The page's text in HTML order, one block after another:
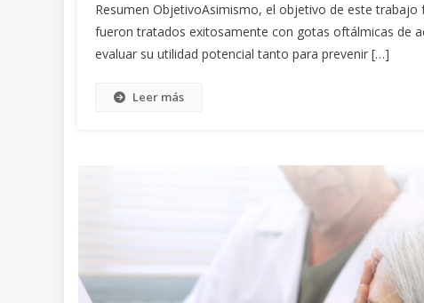
Resumen ObjetivoAsimismo, el objetivo de este
fueron tratados exitosamente con gotas oftálmicas de
evaluar su utilidad potencial tanto para prevenir […]
Leer más